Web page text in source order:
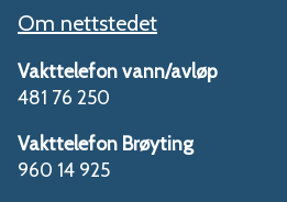
Om nettstedet
Vakttelefon vann/avløp
481 76 250
Vakttelefon Brøyting
960 14 925